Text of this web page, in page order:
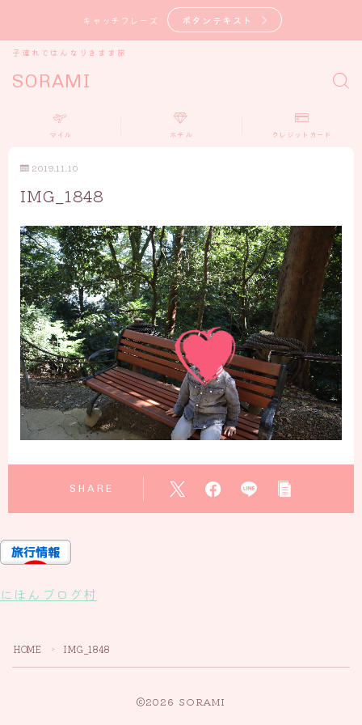
キャッチフレーズ ボタンテキスト
SORAMI
子連れではんなりきまま旅
マイル ホテル クレジットカード
2019.11.10
IMG_1848
SHARE
にほんブログ村
HOME ＞ IMG_1848
2026 SORAMI